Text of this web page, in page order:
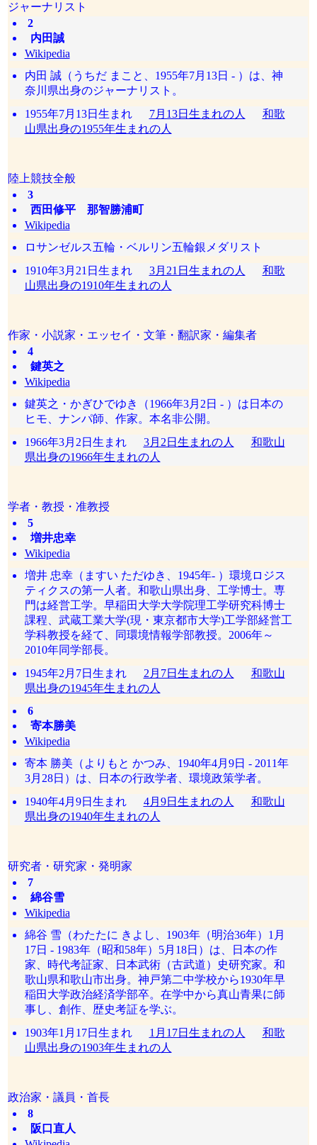
ジャーナリスト
2
内田誠
Wikipedia
内田 誠（うちだ まこと、1955年7月13日 - ）は、神
奈川県出身のジャーナリスト。
1955年7月13日生まれ 7月13日生まれの人
和歌
山県出身の1955年生まれの人
陸上競技全般
3
西田修平 那智勝浦町
Wikipedia
ロサンゼルス五輪・ベルリン五輪銀メダリスト
1910年3月21日生まれ 3月21日生まれの人
和歌
山県出身の1910年生まれの人
作家・小説家・エッセイ・文筆・翻訳家・編集者
4
鍵英之
Wikipedia
鍵英之・かぎひでゆき（1966年3月2日 - ）は日本の
ヒモ、ナンパ師、作家。本名非公開。
1966年3月2日生まれ 3月2日生まれの人
和歌山
県出身の1966年生まれの人
学者・教授・准教授
5
増井忠幸
Wikipedia
増井 忠幸（ますい ただゆき、1945年- ）環境ロジス
ティクスの第一人者。和歌山県出身、工学博士。専
門は経営工学。早稲田大学大学院理工学研究科博士
課程、武蔵工業大学(現・東京都市大学)工学部経営工
学科教授を経て、同環境情報学部教授。2006年～
2010年同学部長。
1945年2月7日生まれ 2月7日生まれの人
和歌山
県出身の1945年生まれの人
6
寄本勝美
Wikipedia
寄本 勝美（よりもと かつみ、1940年4月9日 - 2011年
3月28日）は、日本の行政学者、環境政策学者。
1940年4月9日生まれ 4月9日生まれの人
和歌山
県出身の1940年生まれの人
研究者・研究家・発明家
7
綿谷雪
Wikipedia
綿谷 雪（わたたに きよし、1903年（明治36年）1月
17日 - 1983年（昭和58年）5月18日）は、日本の作
家、時代考証家、日本武術（古武道）史研究家。和
歌山県和歌山市出身。神戸第二中学校から1930年早
稲田大学政治経済学部卒。在学中から真山青果に師
事し、創作、歴史考証を学ぶ。
1903年1月17日生まれ 1月17日生まれの人
和歌
山県出身の1903年生まれの人
政治家・議員・首長
8
阪口直人